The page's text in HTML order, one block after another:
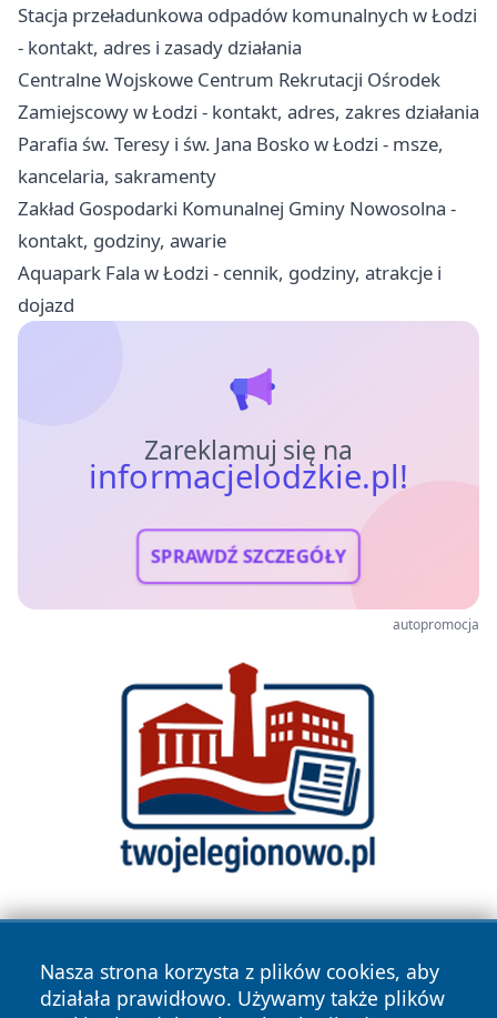
Stacja przeładunkowa odpadów komunalnych w Łodzi
- kontakt, adres i zasady działania
Centralne Wojskowe Centrum Rekrutacji Ośrodek
Zamiejscowy w Łodzi - kontakt, adres, zakres działania
Parafia św. Teresy i św. Jana Bosko w Łodzi - msze,
kancelaria, sakramenty
Zakład Gospodarki Komunalnej Gminy Nowosolna -
kontakt, godziny, awarie
Aquapark Fala w Łodzi - cennik, godziny, atrakcje i
dojazd
Zareklamuj się na
informacjelodzkie.pl!
SPRAWDŹ SZCZEGÓŁY
autopromocja
Nasza strona korzysta z plików cookies, aby
działała prawidłowo. Używamy także plików